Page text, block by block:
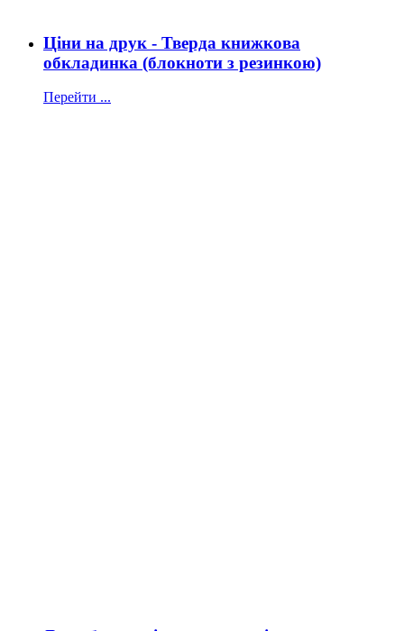
Ціни на друк - Тверда книжкова
обкладинка (блокноти з резинкою)
Перейти ...